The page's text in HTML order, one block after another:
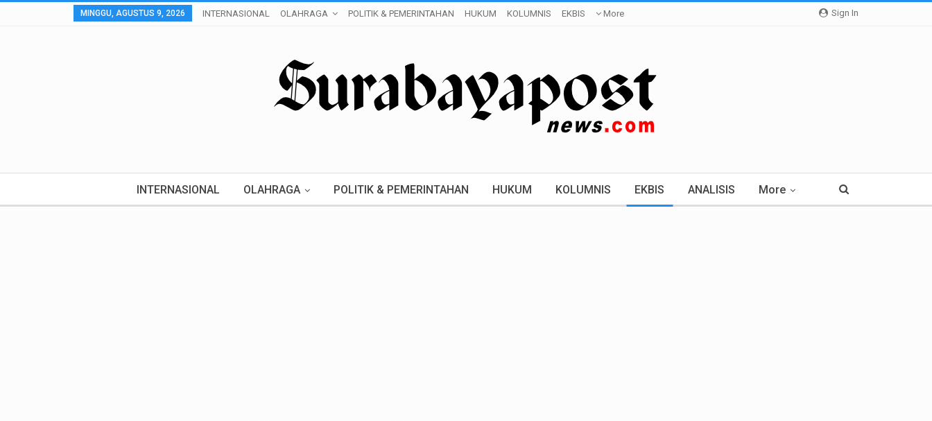
Sign In
MINGGU, AGUSTUS 9, 2026 INTERNASIONAL OLAHRAGA POLITIK & PEMERINTAHAN HUKUM KOLUMNIS EKBIS More
INTERNASIONAL OLAHRAGA POLITIK & PEMERINTAHAN HUKUM KOLUMNIS EKBIS ANALISIS More